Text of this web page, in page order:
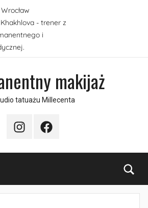
- trener z
i
makijaż
tatuażu Millecenta
InstagramFacebook